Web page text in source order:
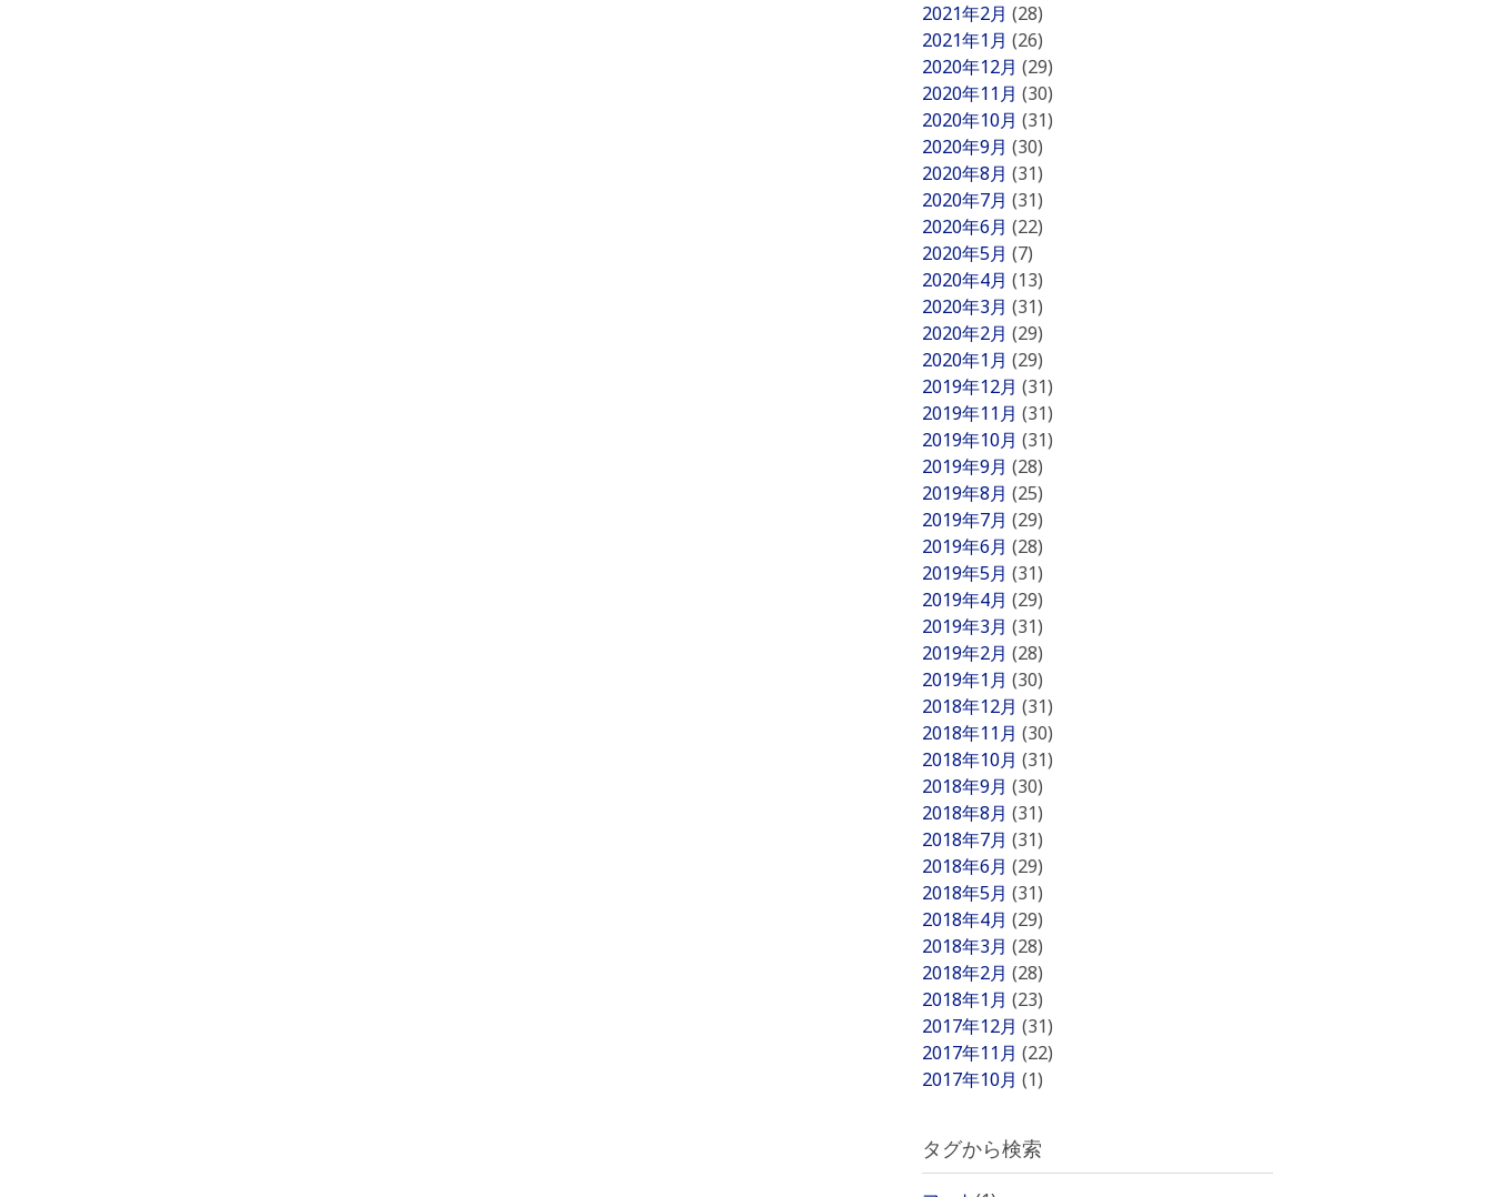
2021年2月 (28)
2021年1月 (26)
2020年12月 (29)
2020年11月 (30)
2020年10月 (31)
2020年9月 (30)
2020年8月 (31)
2020年7月 (31)
2020年6月 (22)
2020年5月 (7)
2020年4月 (13)
2020年3月 (31)
2020年2月 (29)
2020年1月 (29)
2019年12月 (31)
2019年11月 (31)
2019年10月 (31)
2019年9月 (28)
2019年8月 (25)
2019年7月 (29)
2019年6月 (28)
2019年5月 (31)
2019年4月 (29)
2019年3月 (31)
2019年2月 (28)
2019年1月 (30)
2018年12月 (31)
2018年11月 (30)
2018年10月 (31)
2018年9月 (30)
2018年8月 (31)
2018年7月 (31)
2018年6月 (29)
2018年5月 (31)
2018年4月 (29)
2018年3月 (28)
2018年2月 (28)
2018年1月 (23)
2017年12月 (31)
2017年11月 (22)
2017年10月 (1)
タグから検索